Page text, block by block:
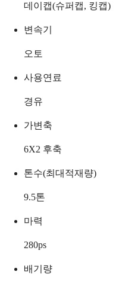
데이캡(슈퍼캡, 킹캡)
변속기
오토
사용연료
경유
가변축
6X2 후축
톤수(최대적재량)
9.5톤
마력
280ps
배기량